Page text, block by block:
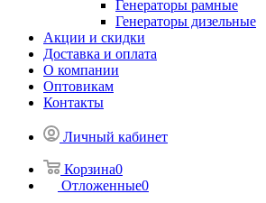
Генераторы рамные
Генераторы дизельные
Акции и скидки
Доставка и оплата
О компании
Оптовикам
Контакты
Личный кабинет
Корзина0
Отложенные0